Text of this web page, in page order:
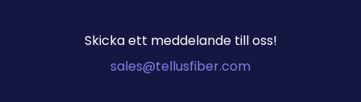
Skicka ett meddelande till oss!
sales@tellusfiber.com